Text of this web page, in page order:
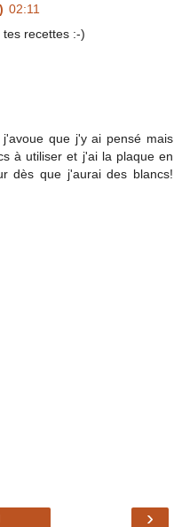
02:11
recettes :-)
que j'y ai pensé mais
à utiliser et j'ai la plaque en
dès que j'aurai des blancs!
›